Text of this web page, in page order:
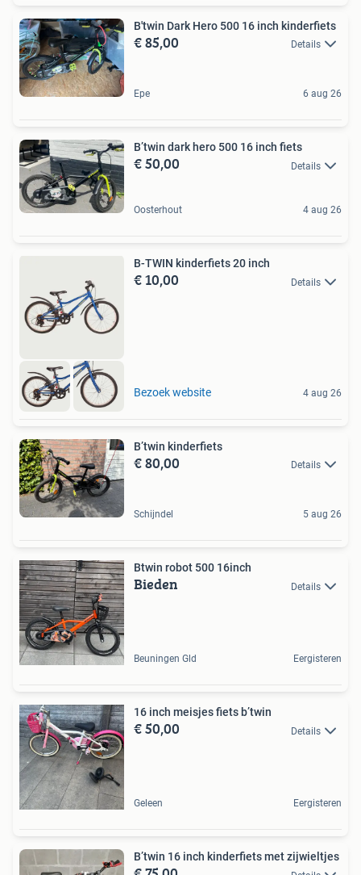
B'twin Dark Hero 500 16 inch kinderfiets
€ 85,00 Details
Epe 6 aug 26
B’twin dark hero 500 16 inch fiets
€ 50,00 Details
Oosterhout 4 aug 26
B-TWIN kinderfiets 20 inch
€ 10,00 Details
Bezoek website 4 aug 26
B’twin kinderfiets
€ 80,00 Details
Schijndel 5 aug 26
Btwin robot 500 16inch
Bieden Details
Beuningen Gld Eergisteren
16 inch meisjes fiets b’twin
€ 50,00 Details
Geleen Eergisteren
B’twin 16 inch kinderfiets met zijwieltjes